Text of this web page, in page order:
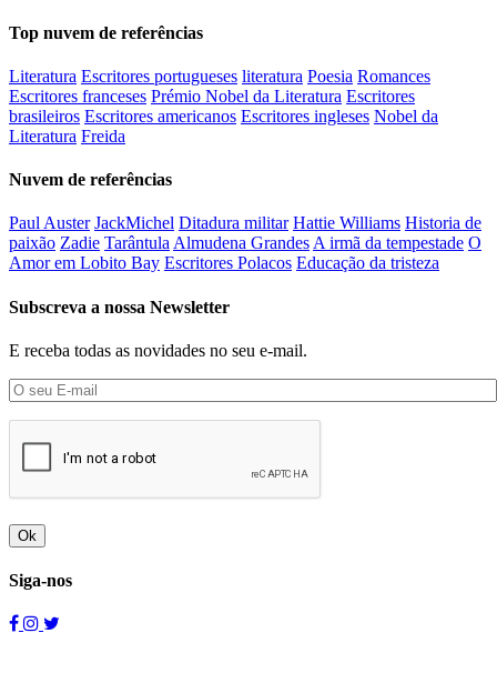
Top nuvem de referências
Literatura Escritores portugueses literatura Poesia Romances
Escritores franceses Prémio Nobel da Literatura Escritores
brasileiros Escritores americanos Escritores ingleses Nobel da
Literatura Freida
Nuvem de referências
Paul Auster JackMichel Ditadura militar Hattie Williams Historia de
paixão Zadie Tarântula Almudena Grandes A irmã da tempestade O
Amor em Lobito Bay Escritores Polacos Educação da tristeza
Subscreva a nossa Newsletter
E receba todas as novidades no seu e-mail.
Ok
Siga-nos